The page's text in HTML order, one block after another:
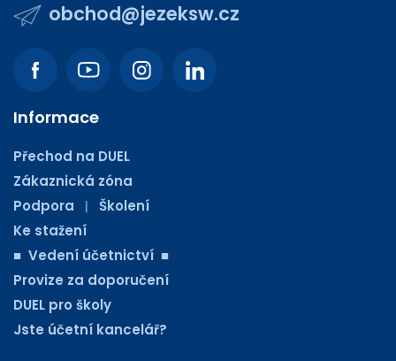
obchod@jezeksw.cz
Informace
Přechod na DUEL
Zákaznická zóna
Podpora
| Školení
Ke stažení
■ Vedení účetnictví ■
Provize za doporučení
DUEL pro školy
Jste účetní kancelář?